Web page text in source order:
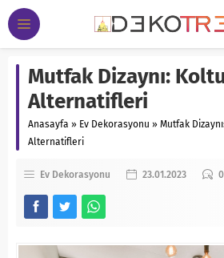
Mutfak Dizaynı:
Alternatifleri
Anasayfa » Ev Dekorasyonu » Mutfak
Alternatifleri
Ev Dekorasyonu 23.01.2023 0